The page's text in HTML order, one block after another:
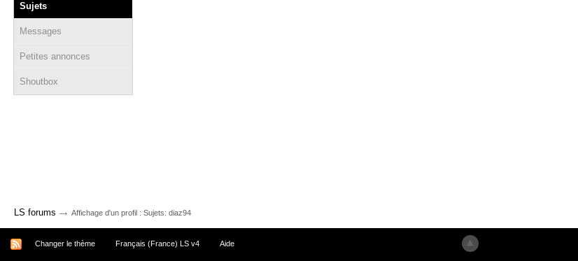
Sujets
Messages
Petites annonces
Shoutbox
LS forums → Affichage d'un profil : Sujets: diaz94
Changer le thème Français (France) LS v4 Aide